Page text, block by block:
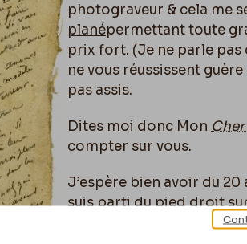
photograveur & cela me
planépermettant toute
prix fort. (Je ne parle pas
ne vous réussissent
pas assis.
Dites moi donc Mon
compter sur vous.
J’espère bien avoir du 20
suis parti du pied droit
» et vous